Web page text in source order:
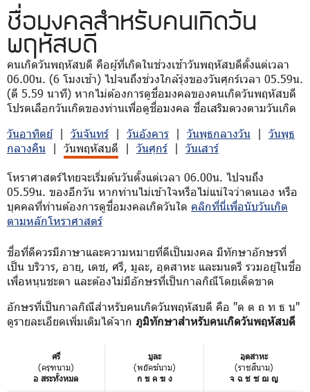
ชื่อมงคลสำหรับคนเกิดวัน
พฤหัสบดี
คนเกิดวันพฤหัสบดี คือผู้ที่เกิดในช่วงเช้าวันพฤหัสบดีตั้งแต่เวลา
06.00น. (6 โมงเช้า) ไปจนถึงช่วงใกล้รุ่งของวันศุกร์เวลา 05.59น.
(ตี 5.59 นาที) หากไม่ต้องการดูชื่อมงคลของคนเกิดวันพฤหัสบดี
โปรดเลือกวันเกิดของท่านเพื่อดูชื่อมงคล ชื่อเสริมดวงตามวันเกิด
วันอาทิตย์| วันจันทร์ | วันอังคาร | วันพุธกลางวัน | วันพุธ
กลางคืน | วันพฤหัสบดี | วันศุกร์ | วันเสาร์
โหราศาสตร์ไทยจะเริ่มต้นวันตั้งแต่เวลา 06.00น. ไปจนถึง
05.59น. ของอีกวัน หากท่านไม่เข้าใจหรือไม่แน่ใจว่าตนเอง หรือ
บุคคลที่ท่านต้องการดูชื่อมงคลเกิดวันใด คลิกที่นี่เพื่อนับวันเกิด
ตามหลักโหราศาสตร์
ชื่อที่ดีควรมีภาษาและความหมายที่ดีเป็นมงคล มีทักษาอักษรที่
เป็น บริวาร, อายุ, เดช, ศรี, มูละ, อุตสาหะ และมนตรี รวมอยู่ในชื่อ
เพื่อหนุนชะตา และต้องไม่มีอักษรที่เป็นกาลกิณีโดยเด็ดขาด
อักษรที่เป็นกาลกิณีสำหรับคนเกิดวันพฤหัสบดี คือ "ด ต ถ ท ธ น"
ดูรายละเอียดเพิ่มเติมได้จาก ภูมิทักษาสำหรับคนเกิดวันพฤหัสบดี
ศรี
(ครุฑนาม)
อ สระทั้งหมด
มูละ
(พยัคฆ์นาม)
ก ข ค ฆ ง
อุตสาหะ
(ราชสีนาม)
จ ฉ ช ซ ฌ ญ